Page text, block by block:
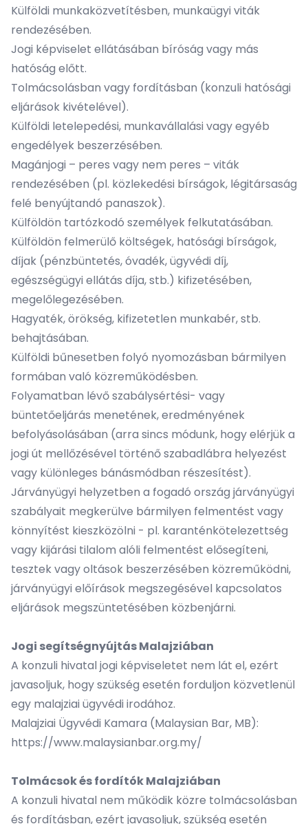
Külföldi munkaközvetítésben, munkaügyi viták
rendezésében.
Jogi képviselet ellátásában bíróság vagy más
hatóság előtt.
Tolmácsolásban vagy fordításban (konzuli hatósági
eljárások kivételével).
Külföldi letelepedési, munkavállalási vagy egyéb
engedélyek beszerzésében.
Magánjogi – peres vagy nem peres – viták
rendezésében (pl. közlekedési bírságok, légitársaság
felé benyújtandó panaszok).
Külföldön tartózkodó személyek felkutatásában.
Külföldön felmerülő költségek, hatósági bírságok,
díjak (pénzbüntetés, óvadék, ügyvédi díj,
egészségügyi ellátás díja, stb.) kifizetésében,
megelőlegezésében.
Hagyaték, örökség, kifizetetlen munkabér, stb.
behajtásában.
Külföldi bűnesetben folyó nyomozásban bármilyen
formában való közreműködésben.
Folyamatban lévő szabálysértési- vagy
büntetőeljárás menetének, eredményének
befolyásolásában (arra sincs módunk, hogy elérjük a
jogi út mellőzésével történő szabadlábra helyezést
vagy különleges bánásmódban részesítést).
Járványügyi helyzetben a fogadó ország járványügyi
szabályait megkerülve bármilyen felmentést vagy
könnyítést kieszközölni - pl. karanténkötelezettség
vagy kijárási tilalom alóli felmentést elősegíteni,
tesztek vagy oltások beszerzésében közreműködni,
járványügyi előírások megszegésével kapcsolatos
eljárások megszüntetésében közbenjárni.
Jogi segítségnyújtás Malajziában
A konzuli hivatal jogi képviseletet nem lát el, ezért
javasoljuk, hogy szükség esetén forduljon közvetlenül
egy malajziai ügyvédi irodához.
Malajziai Ügyvédi Kamara (Malaysian Bar, MB):
https://www.malaysianbar.org.my/
Tolmácsok és fordítók Malajziában
A konzuli hivatal nem működik közre tolmácsolásban
és fordításban, ezért javasoljuk, szükség esetén